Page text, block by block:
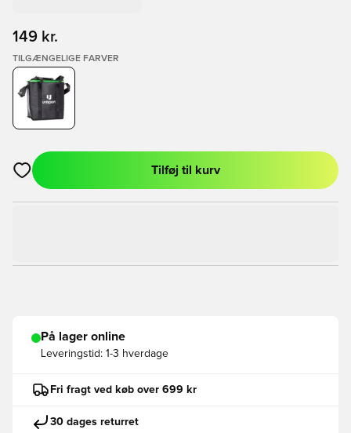
149 kr.
TILGÆNGELIGE FARVER
Åbner en Modal til at logge ind eller tilmelde dig som medlem
Tilføj til kurv
På lager online
Leveringstid: 1-3 hverdage
Fri fragt ved køb over 699 kr
30 dages returret